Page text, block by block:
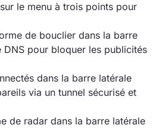
le menu à trois points pour
de bouclier dans la barre
DNS pour bloquer les publicités
dans la barre latérale
via un tunnel sécurisé et
de radar dans la barre latérale